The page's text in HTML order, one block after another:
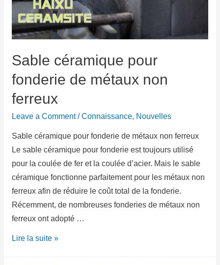
Sable céramique pour
fonderie de métaux non
ferreux
Leave a Comment /Connaissance, Nouvelles
Sable céramique pour fonderie de métaux non ferreux
Le sable céramique pour fonderie est toujours utilisé
pour la coulée de fer et la coulée d’acier. Mais le sable
céramique fonctionne parfaitement pour les métaux non
ferreux afin de réduire le coût total de la fonderie.
Récemment, de nombreuses fonderies de métaux non
ferreux ont adopté …
Lire la suite »